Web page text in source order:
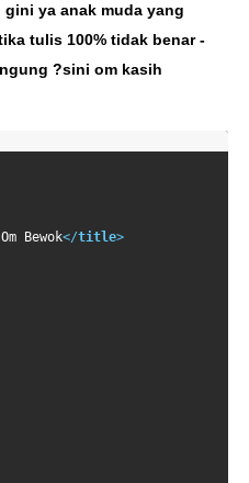
ya anak muda yang
tulis 100% tidak benar -
?sini om kasih
Bewok</title>